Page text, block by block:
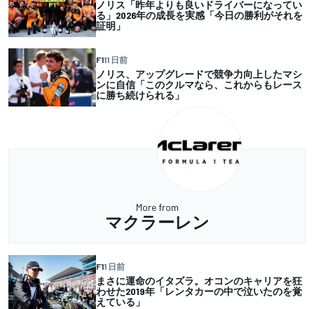
ノリス「昨年よりも良いドライバーになってい
る」2026年の成長を実感「今日の勝利がそれを
証明」
F111 日前
ノリス、アップグレードで競争力向上したマシ
ンに自信「このクルマなら、これからもレース
に勝ち続けられる」
More from
マクラーレン
F11 日前
まさに運命のイタズラ。オコンのキャリアを狂
わせた2019年「レンタカーの中で泣いたのを覚
えている」